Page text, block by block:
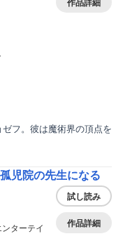
フ。彼は魔術界の頂点を
児院の先生になる
ターテイ
試し読み
作品詳細